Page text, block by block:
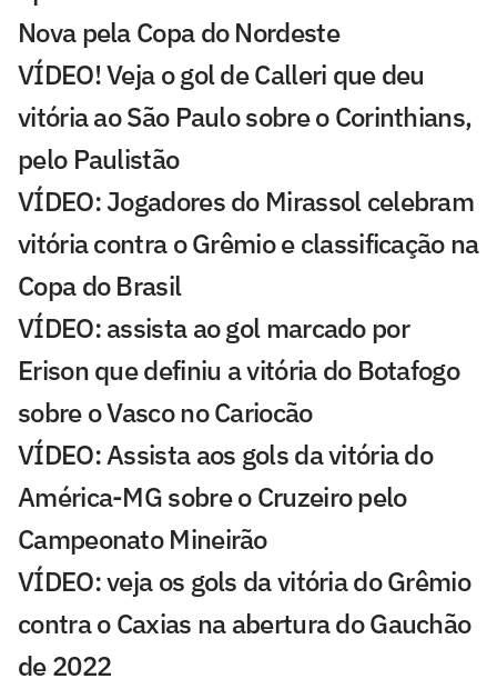
Nova pela Copa do Nordeste
VÍDEO! Veja o gol de Calleri que deu
vitória ao São Paulo sobre o Corinthians,
pelo Paulistão
VÍDEO: Jogadores do Mirassol celebram
vitória contra o Grêmio e classificação na
Copa do Brasil
VÍDEO: assista ao gol marcado por
Erison que definiu a vitória do Botafogo
sobre o Vasco no Cariocão
VÍDEO: Assista aos gols da vitória do
América-MG sobre o Cruzeiro pelo
Campeonato Mineirão
VÍDEO: veja os gols da vitória do Grêmio
contra o Caxias na abertura do Gauchão
de 2022